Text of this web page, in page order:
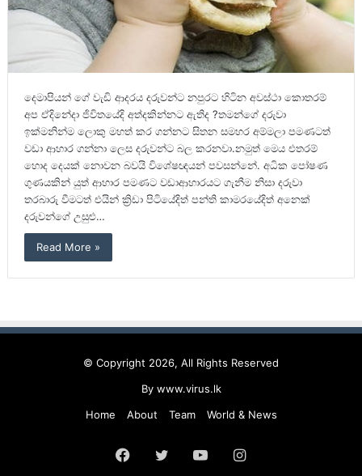
දෙමාපියන් ගේ වැඩි ආදරය දරුවන්ට නපුරට හිටින අවස්ථා කොතරම්
අප ඒදිනේදා ජිවිතයේදි අත්දකින්නට ඇතිද ?තමන්ගේ දරුවා
ඉක්මනින්ම ලොකු මහත් කර ගන්නට සිතන සමහර අම්මලා පමණටත්
වඩා ආහාර ගන්නා ලෙස දරුවන්ට බල කරනවා.නමුත් මෙය එතරම්
හොද දෙයක් නොවන බවයි විශේෂඥයන් පවසන්නේ. අධික පෝෂණ
ගුණයකින් යුත් ආහාර පමණට වඩාආහාරයට ගැනීම නිසා දරුවා
තරබාරු වීමටත් එයින් ක්‍රිඩා පිටියේදිත් පන්ති කාමරයේදිත් අනෙක්
දරුවන්ගේ උසුළු…
Read More »
© Copyright 2026, All Rights Reserved
By www.virus.lk
Home
About Team World & News
Facebook
TwitterYouTubeInstagram